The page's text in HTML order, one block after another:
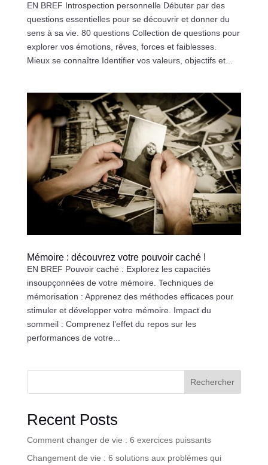
EN BREF Introspection personnelle Débuter par des
questions essentielles pour se découvrir et donner du
sens à sa vie. 80 questions Collection de questions pour
explorer vos émotions, rêves, forces et faiblesses.
Mieux se connaître Identifier vos valeurs, objectifs et...
Mémoire : découvrez votre pouvoir caché !
EN BREF Pouvoir caché : Explorez les capacités
insoupçonnées de votre mémoire. Techniques de
mémorisation : Apprenez des méthodes efficaces pour
stimuler et développer votre mémoire. Impact du
sommeil : Comprenez l’effet du repos sur les
performances de votre...
Rechercher
Recent Posts
Comment changer de vie : 6 exercices puissants
Changement de vie : 6 solutions aux problèmes qui